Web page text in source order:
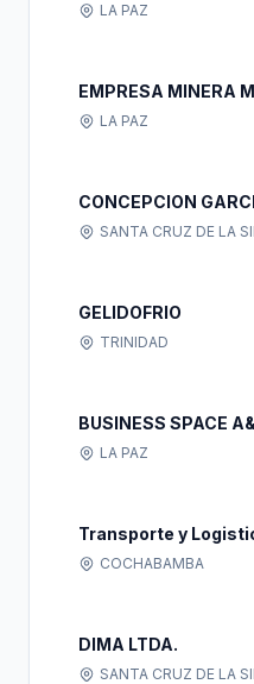
LA PAZ
EMPRESA MINERA
LA PAZ
CONCEPCION
SANTA CRUZ DE LA
GELIDOFRIO
TRINIDAD
BUSINESS SPACE
LA PAZ
Transporte y
COCHABAMBA
DIMA LTDA.
SANTA CRUZ DE LA